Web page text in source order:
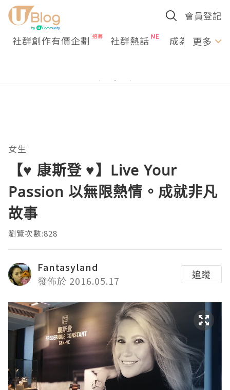
會員登記
社群創作有價企劃 社群熱話 成為U更多
女生
【♥ 康斯登 ♥】Live Your
Passion 以無限熱情。成就非凡
故事
瀏覽次數:828
Fantasyland
發佈於 2016.05.17
追蹤